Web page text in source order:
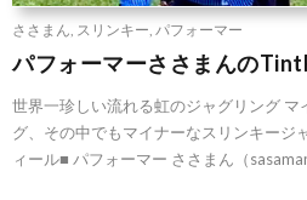
ささまん スリンキー パフォーマー
パフォーマーささまんの
世界一珍しい流れる虹のジャグリング
グ、その中でもマイナーなスリンキージ
ィール■ パフォーマー ささまん（